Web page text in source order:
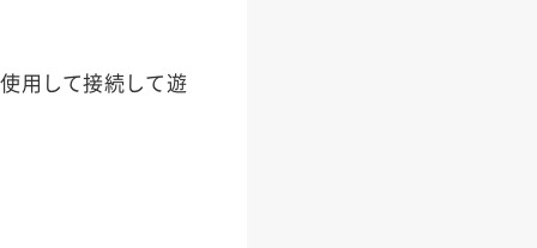
用して接続して遊